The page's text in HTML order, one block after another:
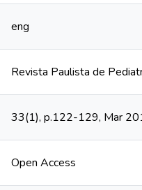
eng
Revista Paulista de
33(1), p.122-129, Mar
Open Access